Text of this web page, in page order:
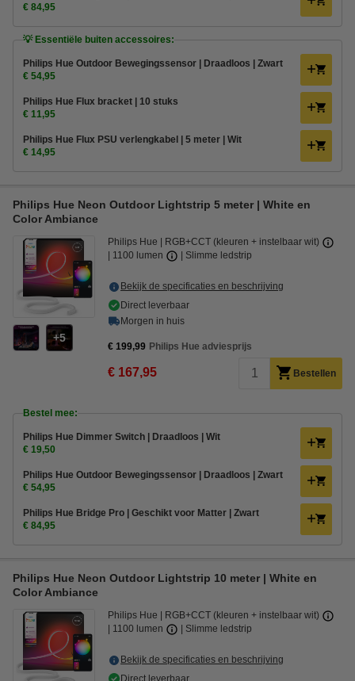
€ 84,95
💡 Essentiële buiten accessoires:
Philips Hue Outdoor Bewegingssensor | Draadloos | Zwart
€ 54,95
Philips Hue Flux bracket | 10 stuks
€ 11,95
Philips Hue Flux PSU verlengkabel | 5 meter | Wit
€ 14,95
Philips Hue Neon Outdoor Lightstrip 5 meter | White en
Color Ambiance
5
Philips Hue
RGB+CCT (kleuren + instelbaar wit)
1100 lumen
Slimme ledstrip
Bekijk de specificaties en beschrijving
Direct leverbaar
Morgen in huis
€ 199,99 Philips Hue adviesprijs
€ 167,95 Bestellen
Bestel mee:
Philips Hue Dimmer Switch | Draadloos | Wit
€ 19,50
Philips Hue Outdoor Bewegingssensor | Draadloos | Zwart
€ 54,95
Philips Hue Bridge Pro | Geschikt voor Matter | Zwart
€ 84,95
Philips Hue Neon Outdoor Lightstrip 10 meter | White en
Color Ambiance
Philips Hue
RGB+CCT (kleuren + instelbaar wit)
1100 lumen
Slimme ledstrip
Bekijk de specificaties en beschrijving
Direct leverbaar